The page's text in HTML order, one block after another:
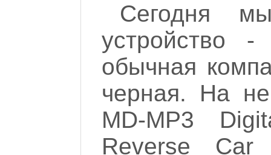
Сегодня
устройство
обычная
черная. На
MD-MP3
Reverse Car